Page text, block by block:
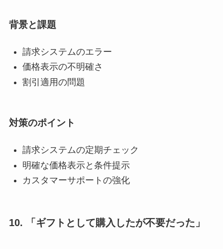
背景と課題
請求システムのエラー
価格表示の不明確さ
割引適用の問題
対策のポイント
請求システムの定期チェック
明確な価格表示と条件提示
カスタマーサポートの強化
10. 「ギフトとして購入したが不要だった」